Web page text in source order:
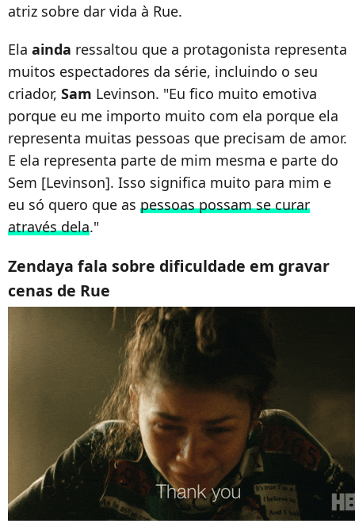
atriz sobre dar vida à Rue.
Ela ainda ressaltou que a protagonista representa
muitos espectadores da série, incluindo o seu
criador, Sam Levinson. "Eu fico muito emotiva
porque eu me importo muito com ela porque ela
representa muitas pessoas que precisam de amor.
E ela representa parte de mim mesma e parte do
Sem [Levinson]. Isso significa muito para mim e
eu só quero que as pessoas possam se curar
através dela."
Zendaya fala sobre dificuldade em gravar
cenas de Rue